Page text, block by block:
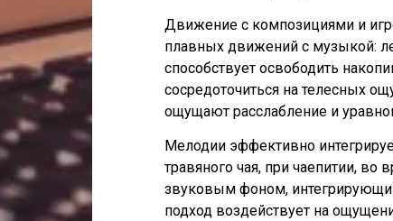
Движение с композициями и
плавных движений с музыкой:
способствует освободить
сосредоточиться на телесных
ощущают расслабление и
Мелодии эффективно
травяного чая, при чаепитии,
звуковым фоном,
подход воздействует на